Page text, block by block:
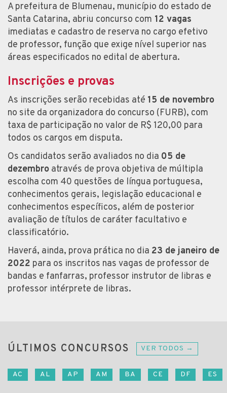
A prefeitura de Blumenau, município do estado de
Santa Catarina, abriu concurso com 12 vagas
imediatas e cadastro de reserva no cargo efetivo
de professor, função que exige nível superior nas
áreas especificados no edital de abertura.
Inscrições e provas
As inscrições serão recebidas até 15 de novembro
no site da organizadora do concurso (FURB), com
taxa de participação no valor de R$ 120,00 para
todos os cargos em disputa.
Os candidatos serão avaliados no dia 05 de
dezembro através de prova objetiva de múltipla
escolha com 40 questões de língua portuguesa,
conhecimentos gerais, legislação educacional e
conhecimentos específicos, além de posterior
avaliação de títulos de caráter facultativo e
classificatório.
Haverá, ainda, prova prática no dia 23 de janeiro de
2022 para os inscritos nas vagas de professor de
bandas e fanfarras, professor instrutor de libras e
professor intérprete de libras.
ÚLTIMOS CONCURSOS VER TODOS →
AC AL AP AM BA CE DF ES